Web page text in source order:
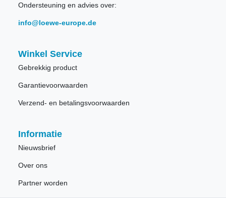
Ondersteuning en advies over:
info@loewe-europe.de
Winkel Service
Gebrekkig product
Garantievoorwaarden
Verzend- en betalingsvoorwaarden
Informatie
Nieuwsbrief
Over ons
Partner worden